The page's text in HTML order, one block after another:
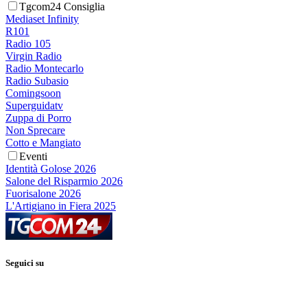
Tgcom24 Consiglia
Mediaset Infinity
R101
Radio 105
Virgin Radio
Radio Montecarlo
Radio Subasio
Comingsoon
Superguidatv
Zuppa di Porro
Non Sprecare
Cotto e Mangiato
Eventi
Identità Golose 2026
Salone del Risparmio 2026
Fuorisalone 2026
L'Artigiano in Fiera 2025
Seguici su